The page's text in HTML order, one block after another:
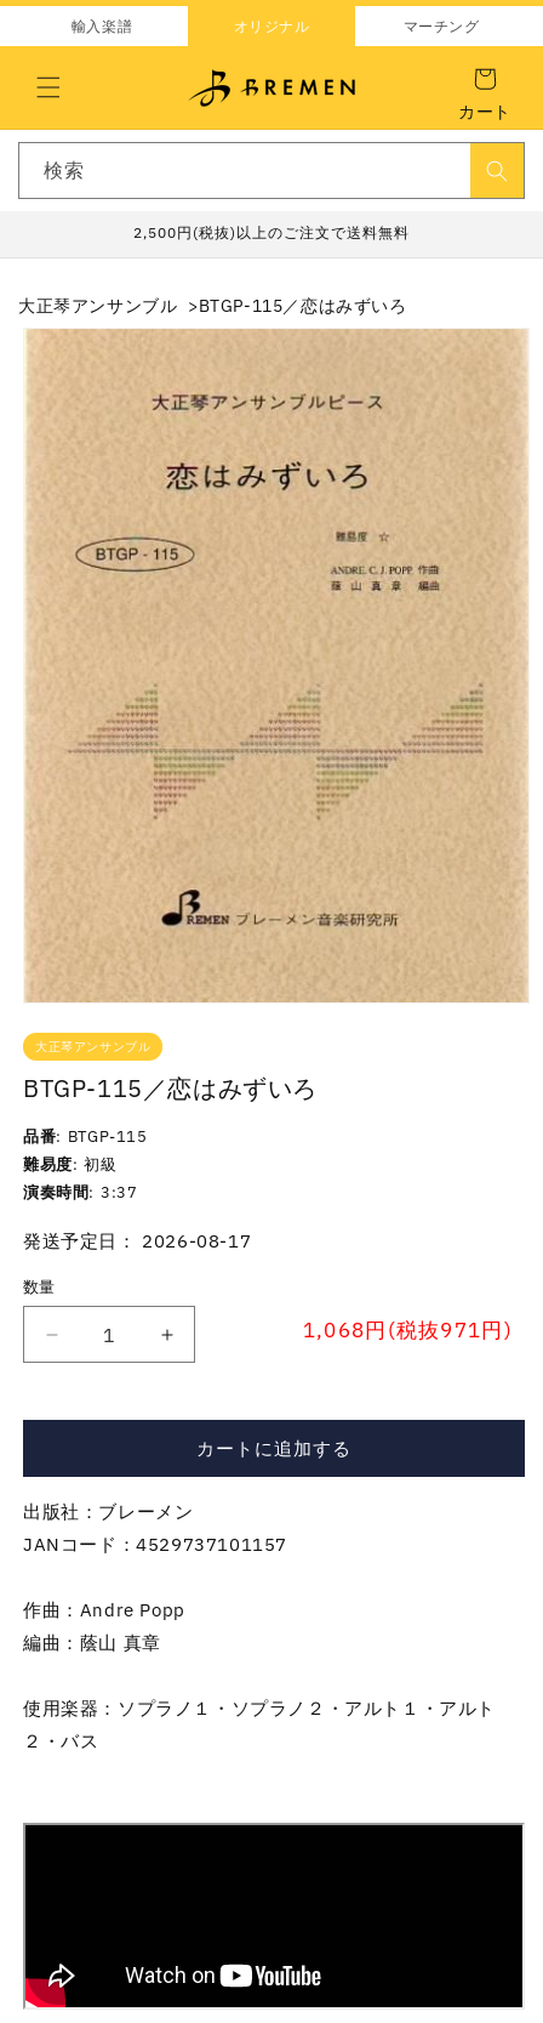
コンテ
ンツに
進む
輸入楽譜 オリジナル マーチング
カート
検索
2,500円(税抜)以上のご注文で送料無料
大正琴アンサンブル BTGP-115／恋はみずいろ
商品情
キップ
大正琴アンサンブル
BTGP-115／恋はみずいろ
品番
BTGP-115
難易度
初級
演奏時間 3:37
発送予定日： 2026-08-17
数量
BTGP-
ず
い
の
数
を
減
ら
BTGP-
ず
い
の
増
1,068円(税抜971円)
カートに追加する
出版社：ブレーメン
JANコード：4529737101157
作曲：Andre Popp
編曲：蔭山 真章
使用楽器：ソプラノ１・ソプラノ２・アルト１・アルト
２・バス